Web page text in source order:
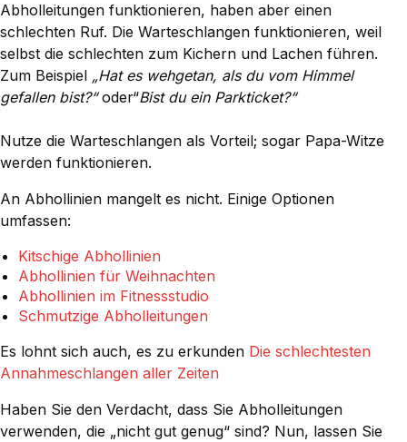
Abholleitungen funktionieren, haben aber einen
schlechten Ruf. Die Warteschlangen funktionieren, weil
selbst die schlechten zum Kichern und Lachen führen.
Zum Beispiel „Hat es wehgetan, als du vom Himmel
gefallen bist?“oder“Bist du ein Parkticket?“
Nutze die Warteschlangen als Vorteil; sogar Papa-Witze
werden funktionieren.
An Abhollinien mangelt es nicht. Einige Optionen
umfassen:
Kitschige Abhollinien
Abhollinien für Weihnachten
Abhollinien im Fitnessstudio
Schmutzige Abholleitungen
Es lohnt sich auch, es zu erkunden Die schlechtesten
Annahmeschlangen aller Zeiten
Haben Sie den Verdacht, dass Sie Abholleitungen
verwenden, die „nicht gut genug“ sind? Nun, lassen Sie